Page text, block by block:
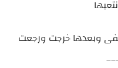
وبعدها خرجت ورجعت